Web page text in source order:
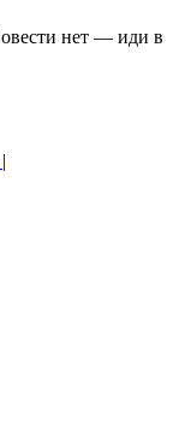
нет — иди в
|